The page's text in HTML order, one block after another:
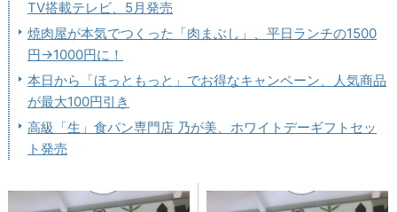
TV搭載テレビ、5月発売
焼肉屋が本気でつくった「肉まぶし」、平日ランチの1500
円→1000円に！
本日から「ほっともっと」でお得なキャンペーン、人気商品
が最大100円引き
高級「生」食パン専門店 乃が美、ホワイトデーギフトセッ
ト発売